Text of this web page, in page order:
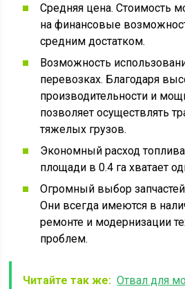
Средняя цена. Стоимость
на финансовые
средним достатком.
Возможность
перевозках. Благодаря
производительности и
позволяет осуществлять
тяжелых грузов.
Экономный расход
площади в 0.4 га хватает
Огромный выбор
Они всегда имеются в
ремонте и модернизации
проблем.
Читайте так же: Отвал для